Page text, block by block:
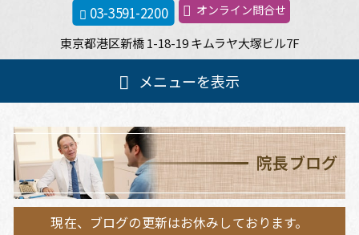
03-3591-2200 オンライン問合せ
東京都港区新橋 1-18-19 キムラヤ大塚ビル7F
ン
メニューを表示
ホーム
クリニック案内
院長紹介
院長ブログ
現在、ブログの更新はお休みしております。